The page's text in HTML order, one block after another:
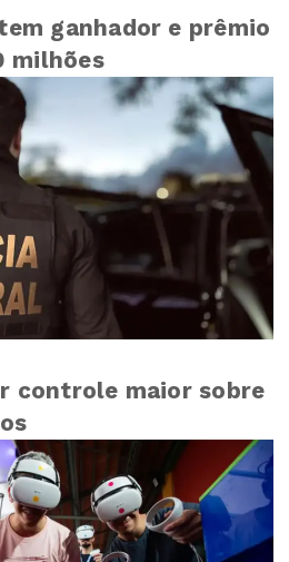
ganhador e prêmio
milhões
controle maior sobre